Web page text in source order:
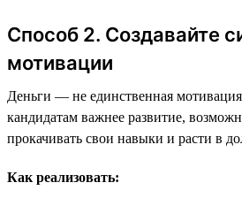
Способ 2. Создавайте
мотивации
Деньги — не единственная мотивация
кандидатам важнее развитие,
прокачивать свои навыки и расти в
Как реализовать: